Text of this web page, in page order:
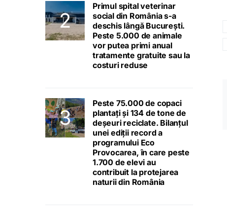
Primul spital veterinar
social din România s-a
deschis lângă București.
Peste 5.000 de animale
vor putea primi anual
tratamente gratuite sau la
costuri reduse
Peste 75.000 de copaci
plantați și 134 de tone de
deșeuri reciclate. Bilanțul
unei ediții record a
programului Eco
Provocarea, în care peste
1.700 de elevi au
contribuit la protejarea
naturii din România